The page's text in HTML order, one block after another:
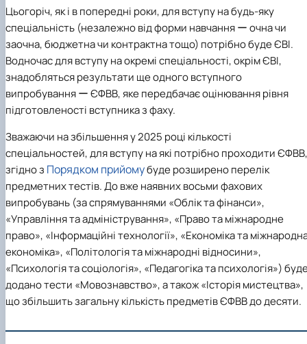
Цьогоріч, як і в попередні роки,для вступуна будь-яку
спеціальність (незалежно від форми навчання ー очна чи
заочна, бюджетна чи контрактна тощо) потрібно будеЄВІ.
Водночас для вступу на окремі спеціальності, окрім ЄВІ,
знадобляться результати ще одного вступного
випробування ーЄФВВ,яке передбачає оцінювання рівня
підготовленості вступника з фаху.
Зважаючи на збільшення у 2025 році кількості
спеціальностей, для вступу на які потрібно проходити ЄФВВ,
згідно з Порядком прийомубуде розширено перелік
предметних тестів. До вже наявних восьми фахових
випробувань (за спрямуваннями «Облік та фінанси»,
«Управління та адміністрування», «Право та міжнародне
право», «Інформаційні технології», «Економіка та
економіка», «Політологія та міжнародні відносини»,
«Психологія та соціологія», «Педагогіка та психологія»)
додано тести «Мовознавство», а також «Історія мистецтва»,
що збільшить загальну кількість предметів ЄФВВ до десяти.